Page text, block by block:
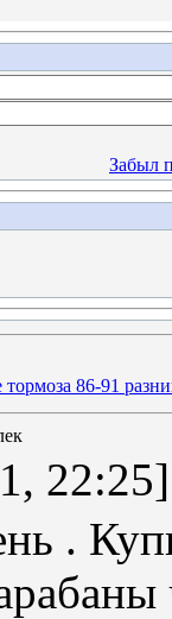
Забыл
тормоза 86-91
22:25]
.